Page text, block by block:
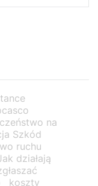
na
Szkód
ruchu
działają
koszty